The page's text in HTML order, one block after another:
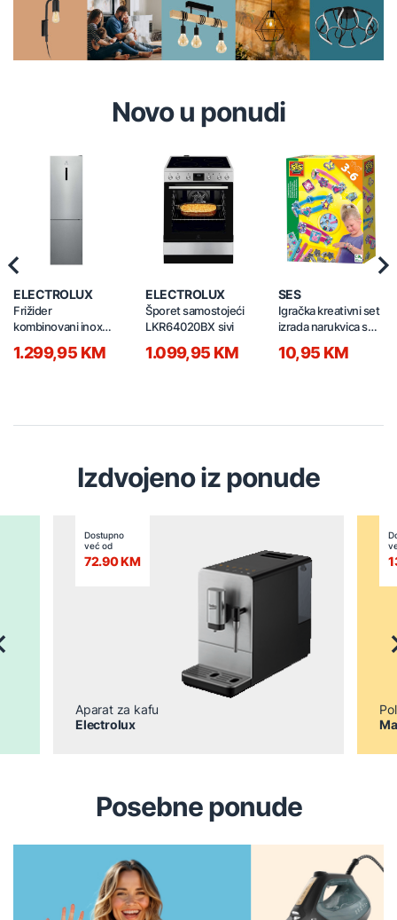
Novo u ponudi
ELECTROLUX
Frižider
kombinovani inox
LNT7ME36X3
1.299,95 KM
ELECTROLUX
Šporet samostojeći
LKR64020BX sivi
1.099,95 KM
SES
Igračka kreativni set
izrada narukvica s
privjescima 14636
10,95 KM
Izdvojeno iz ponude
Dostupno
već od
72.90 KM
Aparat za kafu
Electrolux
Posebne ponude